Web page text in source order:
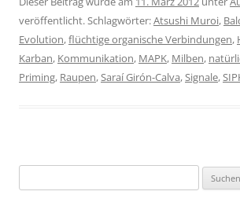
veröffentlicht. Schlagwörter:Atsushi Muroi,
Evolution,flüchtige organische Verbindungen,
Karban, Kommunikation, MAPK, Milben,
Priming, Raupen,Saraí Girón-Calva,Signale,
nach: